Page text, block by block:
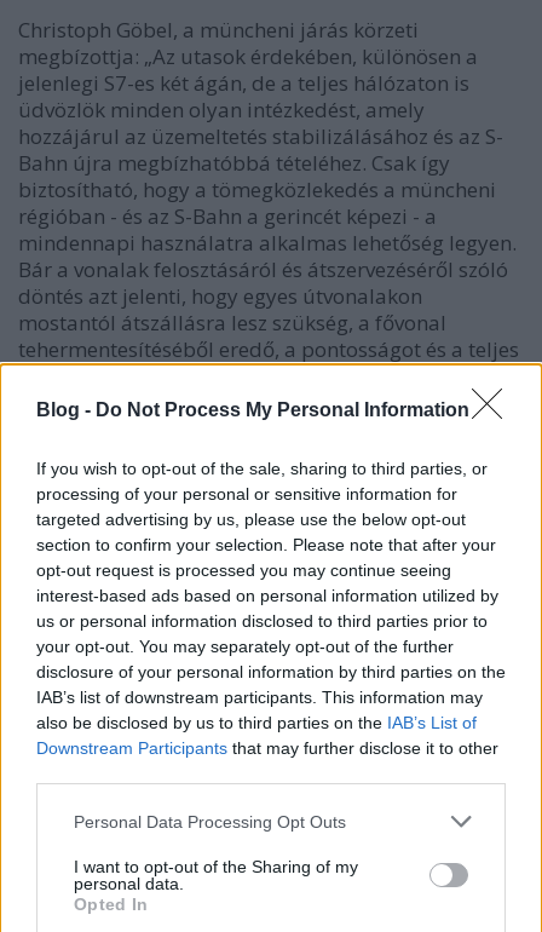
Blog - Do Not Process My Personal Information
If you wish to opt-out of the sale, sharing to third parties, or
processing of your personal or sensitive information for
targeted advertising by us, please use the below opt-out
section to confirm your selection. Please note that after your
opt-out request is processed you may continue seeing
interest-based ads based on personal information utilized by
us or personal information disclosed to third parties prior to
your opt-out. You may separately opt-out of the further
disclosure of your personal information by third parties on the
IAB’s list of downstream participants. This information may
also be disclosed by us to third parties on the IAB’s List of
Downstream Participants that may further disclose it to other
Please note that this website/app uses one or more Google
not limited to your visit or usage behaviour. You may click to
grant or deny consent to Google and its third-party tags to
use your data for below specified purposes in below Google
Personal Data Processing Opt Outs
I want to opt-out of the Sharing of my
personal data.
Opted In
Christoph Göbel, a müncheni járás körzeti
megbízottja: „Az utasok érdekében, különösen a
jelenlegi S7-es két ágán, de a teljes hálózaton is
üdvözlök minden olyan intézkedést, amely
hozzájárul az üzemeltetés stabilizálásához és az S-
Bahn újra megbízhatóbbá tételéhez. Csak így
biztosítható, hogy a tömegközlekedés a müncheni
régióban - és az S-Bahn a gerincét képezi - a
mindennapi használatra alkalmas lehetőség legyen.
Bár a vonalak felosztásáról és átszervezéséről szóló
döntés azt jelenti, hogy egyes útvonalakon
mostantól átszállásra lesz szükség, a fővonal
tehermentesítéséből eredő, a pontosságot és a teljes
szerint egyértelműen felülmúlják ezt.”.
ügyintézője: „Az S7-es megbízhatóságának hiánya az
elmúlt évek számos késése és járatkimaradása miatt
a kerületünk utasai számára komoly bosszúsággá
vált. Ezért nagyon üdvözöljük az S7-es járatot érintő
változásokat, és reméljük, hogy a járatok egésze
ismét stabilabbá és vonzóbbá válik. Szeretném
megköszönni a Bajor Szabadállamnak és a
vasúttársaságnak, hogy figyelembe vették a régióból
érkező javaslatokat, és azokat pragmatikusan és
gyorsan megvalósították.”
benzinkékkel van jelölve. Hétköznapokon a reggeli és
Unterpfaffenhofen és Weßling felé, és az S8-as
vonatokkal együtt tízperces intervallumot biztosít a